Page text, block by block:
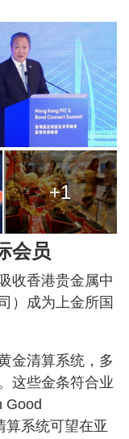
+1
会员
收香港贵金属中
）成为上金所国
金清算系统，多
这些金条符合业
Good
算系统可望在亚